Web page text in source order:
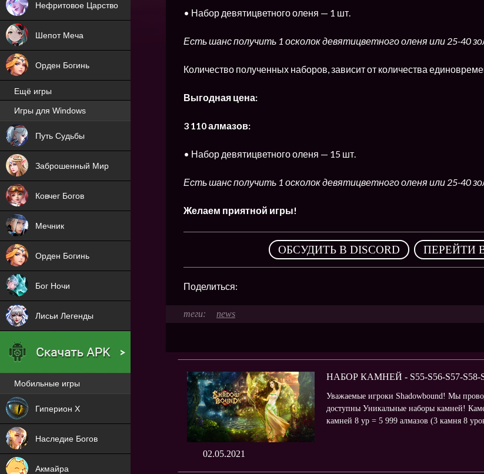
• Набор девятицветного оленя — 1 шт.
Есть шанс получить 1 осколок девятицветного оленя или 25-40
Количество полученных наборов, зависит от количества
Выгодная цена:
3 110 алмазов:
• Набор девятицветного оленя — 15 шт.
Есть шанс получить 1 осколок девятицветного оленя или 25-40
Желаем приятной игры!
ОБСУДИТЬ В DISCORD , ПЕРЕЙТИ
Поделиться:
news
02.05.2021
НАБОР КАМНЕЙ - S55-S56-S57-S58-
Уважаемые игроки Shadowbound! Мы
доступны Уникальные наборы камней!
камней 8 ур = 5 999 алмазов (3 камня 8
Нефритовое Царство
Шепот Меча
Орден Богинь
Ещё игры
Игры для Windows
Путь Судьбы
Заброшенный Мир
NEW
Ковчег Богов
Мечник
Орден Богинь
Бог Ночи
Лисьи Легенды
Мобильные игры
Гиперион Х
Наследие Богов
NEW
Акмайра
NEW